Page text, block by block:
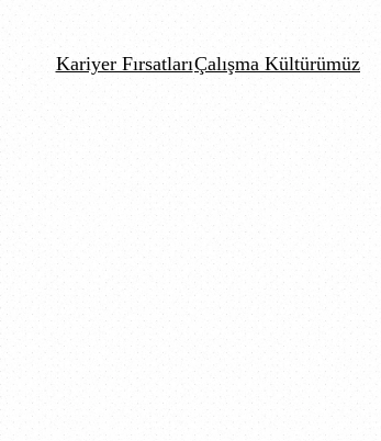
Kariyer FırsatlarıÇalışma Kültürümüz